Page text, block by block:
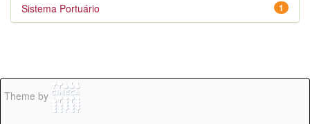
1
Sistema Portuário
Theme by